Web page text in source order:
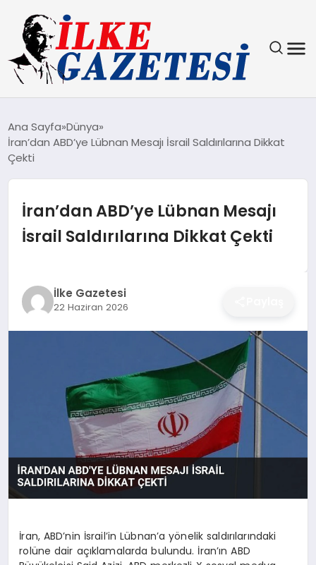
TEKNOLOJI
SAĞLIK
EKONOMI
DÜNYA
Ana Sayfa Dünya
İran’dan ABD’ye Lübnan Mesajı İsrail Saldırılarına Dikkat
Çekti
İran’dan ABD’ye Lübnan Mesajı
İsrail Saldırılarına Dikkat Çekti
İlke Gazetesi
22 Haziran 2026
İran, ABD’nin İsrail’in Lübnan’a yönelik saldırılarındaki
rolüne dair açıklamalarda bulundu. İran’ın ABD